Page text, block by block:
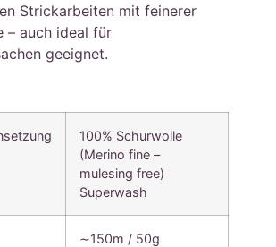
Strickarbeiten mit feinerer
– auch ideal für
geeignet.
100% Schurwolle
(Merino fine –
mulesing free)
Superwash
∼150m / 50g